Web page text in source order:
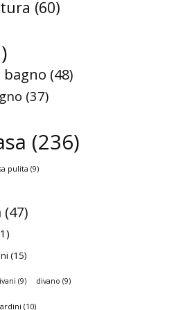
(60)
bagno (48)
(37)
(236)
pulita (9)
(47)
(15)
(9) divano (9)
(10)